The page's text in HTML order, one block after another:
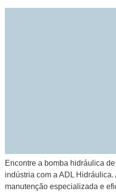
Encontre a bomba hidráulica
indústria com a ADL Hidráulica.
manutenção especializada e